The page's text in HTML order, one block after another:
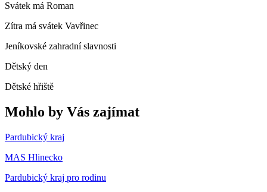
Svátek má Roman
Zítra má svátek Vavřinec
Jeníkovské zahradní slavnosti
Dětský den
Dětské hřiště
Mohlo by Vás zajímat
Pardubický kraj
MAS Hlinecko
Pardubický kraj pro rodinu